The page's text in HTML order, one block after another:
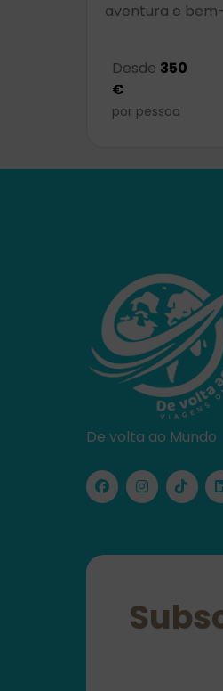
aventura e bem-
Desde 350
€
por pessoa
De volta ao Mundo